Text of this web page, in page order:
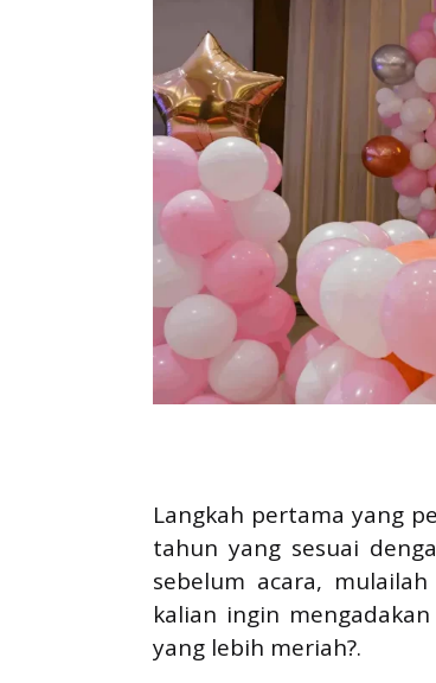
Langkah pertama yang
tahun yang sesuai
sebelum acara,
kalian ingin mengadakan
yang lebih meriah?.